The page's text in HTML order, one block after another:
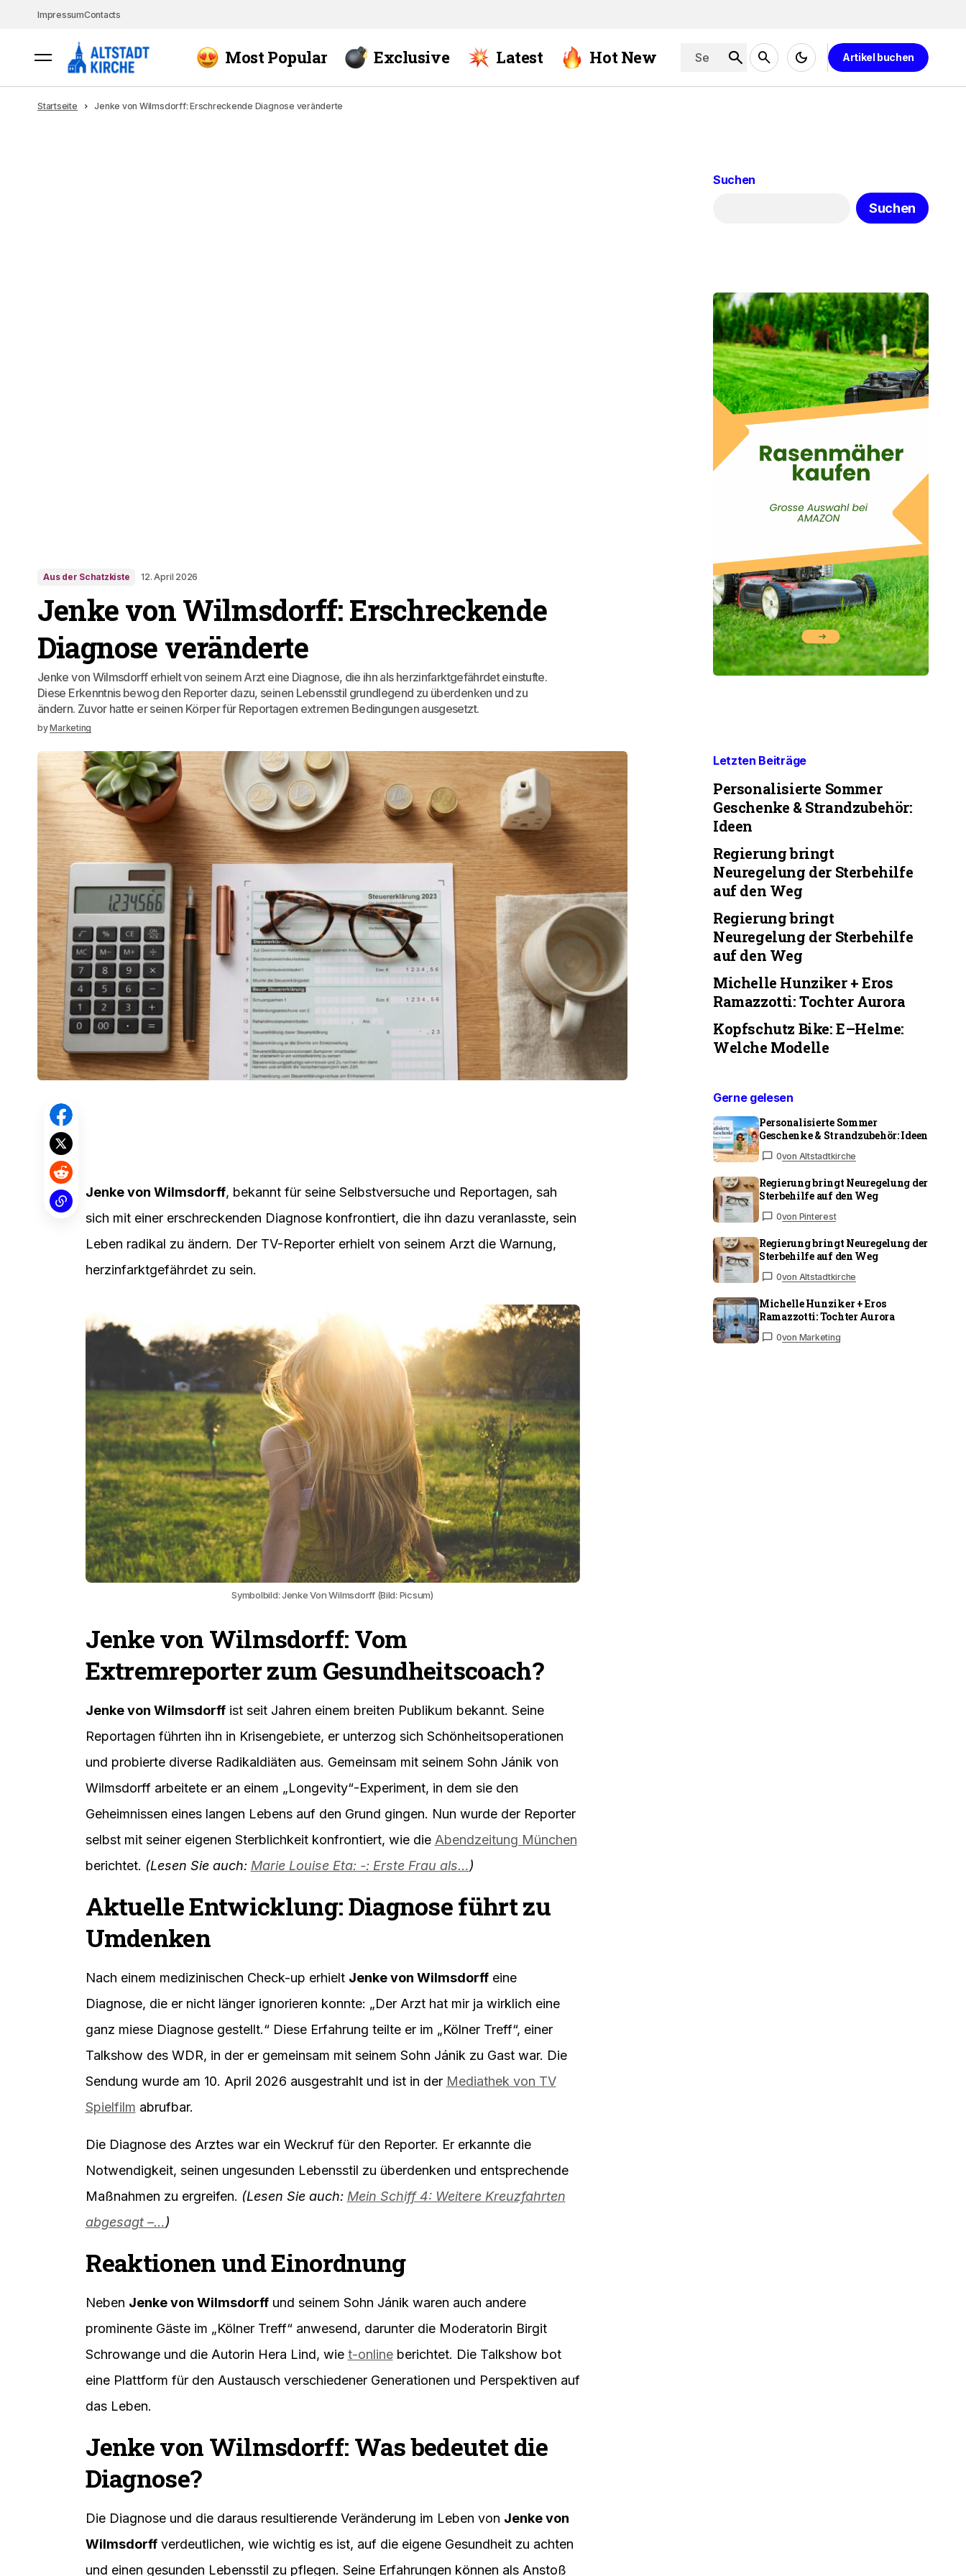
ImpressumContacts
Most Popular Exclusive Latest Hot New Artikel buchen
Startseite Jenke von Wilmsdorff: Erschreckende Diagnose veränderte
Aus der Schatzkiste 12. April 2026
Jenke von Wilmsdorff: Erschreckende
Diagnose veränderte
Jenke von Wilmsdorff erhielt von seinem Arzt eine Diagnose, die ihn als herzinfarktgefährdet einstufte.
Diese Erkenntnis bewog den Reporter dazu, seinen Lebensstil grundlegend zu überdenken und zu
ändern. Zuvor hatte er seinen Körper für Reportagen extremen Bedingungen ausgesetzt.
byMarketing
Jenke von Wilmsdorff, bekannt für seine Selbstversuche und Reportagen, sah
sich mit einer erschreckenden Diagnose konfrontiert, die ihn dazu veranlasste, sein
Leben radikal zu ändern. Der TV-Reporter erhielt von seinem Arzt die Warnung,
herzinfarktgefährdet zu sein.
Symbolbild: Jenke Von Wilmsdorff (Bild: Picsum)
Jenke von Wilmsdorff: Vom
Extremreporter zum Gesundheitscoach?
Jenke von Wilmsdorffist seit Jahren einem breiten Publikum bekannt. Seine
Reportagen führten ihn in Krisengebiete, er unterzog sich Schönheitsoperationen
und probierte diverse Radikaldiäten aus. Gemeinsam mit seinem Sohn Jánik von
Wilmsdorff arbeitete er an einem „Longevity“-Experiment, in dem sie den
Geheimnissen eines langen Lebens auf den Grund gingen. Nun wurde der Reporter
selbst mit seiner eigenen Sterblichkeit konfrontiert, wie die Abendzeitung München
berichtet. (Lesen Sie auch: Marie Louise Eta: -: Erste Frau als…)
Aktuelle Entwicklung: Diagnose führt zu
Umdenken
Nach einem medizinischen Check-up erhielt Jenke von Wilmsdorffeine
Diagnose, die er nicht länger ignorieren konnte: „Der Arzt hat mir ja wirklich eine
ganz miese Diagnose gestellt.“ Diese Erfahrung teilte er im „Kölner Treff“, einer
Talkshow des WDR, in der er gemeinsam mit seinem Sohn Jánik zu Gast war. Die
Sendung wurde am 10. April 2026 ausgestrahlt und ist in der Mediathek von TV
Spielfilm abrufbar.
Die Diagnose des Arztes war ein Weckruf für den Reporter. Er erkannte die
Notwendigkeit, seinen ungesunden Lebensstil zu überdenken und entsprechende
Maßnahmen zu ergreifen. (Lesen Sie auch: Mein Schiff 4: Weitere Kreuzfahrten
abgesagt –…)
Reaktionen und Einordnung
Neben Jenke von Wilmsdorffund seinem Sohn Jánik waren auch andere
prominente Gäste im „Kölner Treff“ anwesend, darunter die Moderatorin Birgit
Schrowange und die Autorin Hera Lind, wie t-onlineberichtet. Die Talkshow bot
eine Plattform für den Austausch verschiedener Generationen und Perspektiven auf
das Leben.
Jenke von Wilmsdorff: Was bedeutet die
Diagnose?
Die Diagnose und die daraus resultierende Veränderung im Leben von Jenke von
Wilmsdorffverdeutlichen, wie wichtig es ist, auf die eigene Gesundheit zu achten
und einen gesunden Lebensstil zu pflegen. Seine Erfahrungen können als Anstoß
Suchen
Suchen
Letzten Beiträge
Personalisierte Sommer
Geschenke & Strandzubehör:
Ideen
Regierung bringt
Neuregelung der Sterbehilfe
auf den Weg
Regierung bringt
Neuregelung der Sterbehilfe
auf den Weg
Michelle Hunziker + Eros
Ramazzotti: Tochter Aurora
Kopfschutz Bike: E–Helme:
Welche Modelle
Gerne gelesen
Personalisierte Sommer
Geschenke & Strandzubehör: Ideen
0von Altstadtkirche
Regierung bringt Neuregelung der
Sterbehilfe auf den Weg
0von Pinterest
Regierung bringt Neuregelung der
Sterbehilfe auf den Weg
0von Altstadtkirche
Michelle Hunziker + Eros
Ramazzotti: Tochter Aurora
0von Marketing